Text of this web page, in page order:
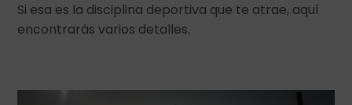
Si esa es la disciplina deportiva que te atrae, aquí
encontrarás varios detalles.